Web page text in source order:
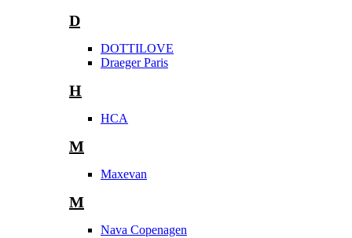
D
DOTTILOVE
Draeger Paris
H
HCA
M
Maxevan
M
Nava Copenagen